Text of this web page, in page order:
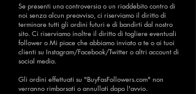
Se presenti una controversia o un riaddebito contro di
noi senza alcun preavviso, ci riserviamo il diritto di
terminare tutti gli ordini futuri e di bandirti dal nostro
sito. Ci riserviamo inoltre il diritto di togliere eventuali
follower o Mi piace che abbiamo inviato a te o ai tuoi
clienti su Instagram/Facebook/Twitter o altri account di
social media.
Gli ordini effettuati su "BuyFasFollowers.com" non
verranno rimborsati o annullati dopo l'avvio.